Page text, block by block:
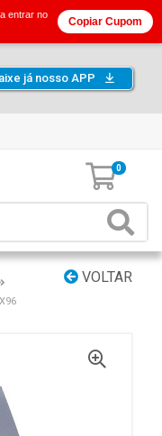
já nosso APP
0
VOLTAR
entrar no
Copiar Cupom